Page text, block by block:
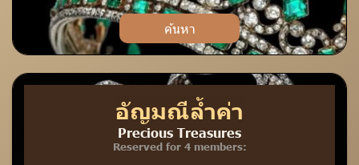
ค้นหา
อัญมณีล้ำค่า
Precious Treasures
Reserved for 4 members: